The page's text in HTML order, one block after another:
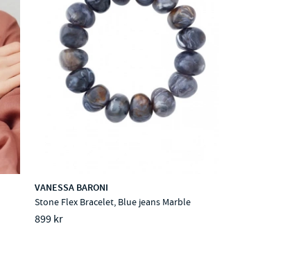
VANESSA BARONI
Stone Flex Bracelet, Blue jeans Marble
899 kr